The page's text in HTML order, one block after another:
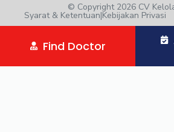
© Copyright 2026 CV
Syarat & Ketentuan|Kebijakan Privasi
Find Doctor